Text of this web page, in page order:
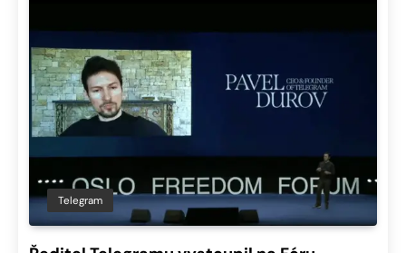
Telegram